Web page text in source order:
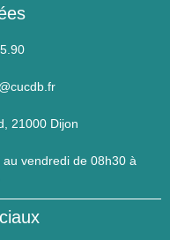
21000 Dijon
vendredi de 08h30 à